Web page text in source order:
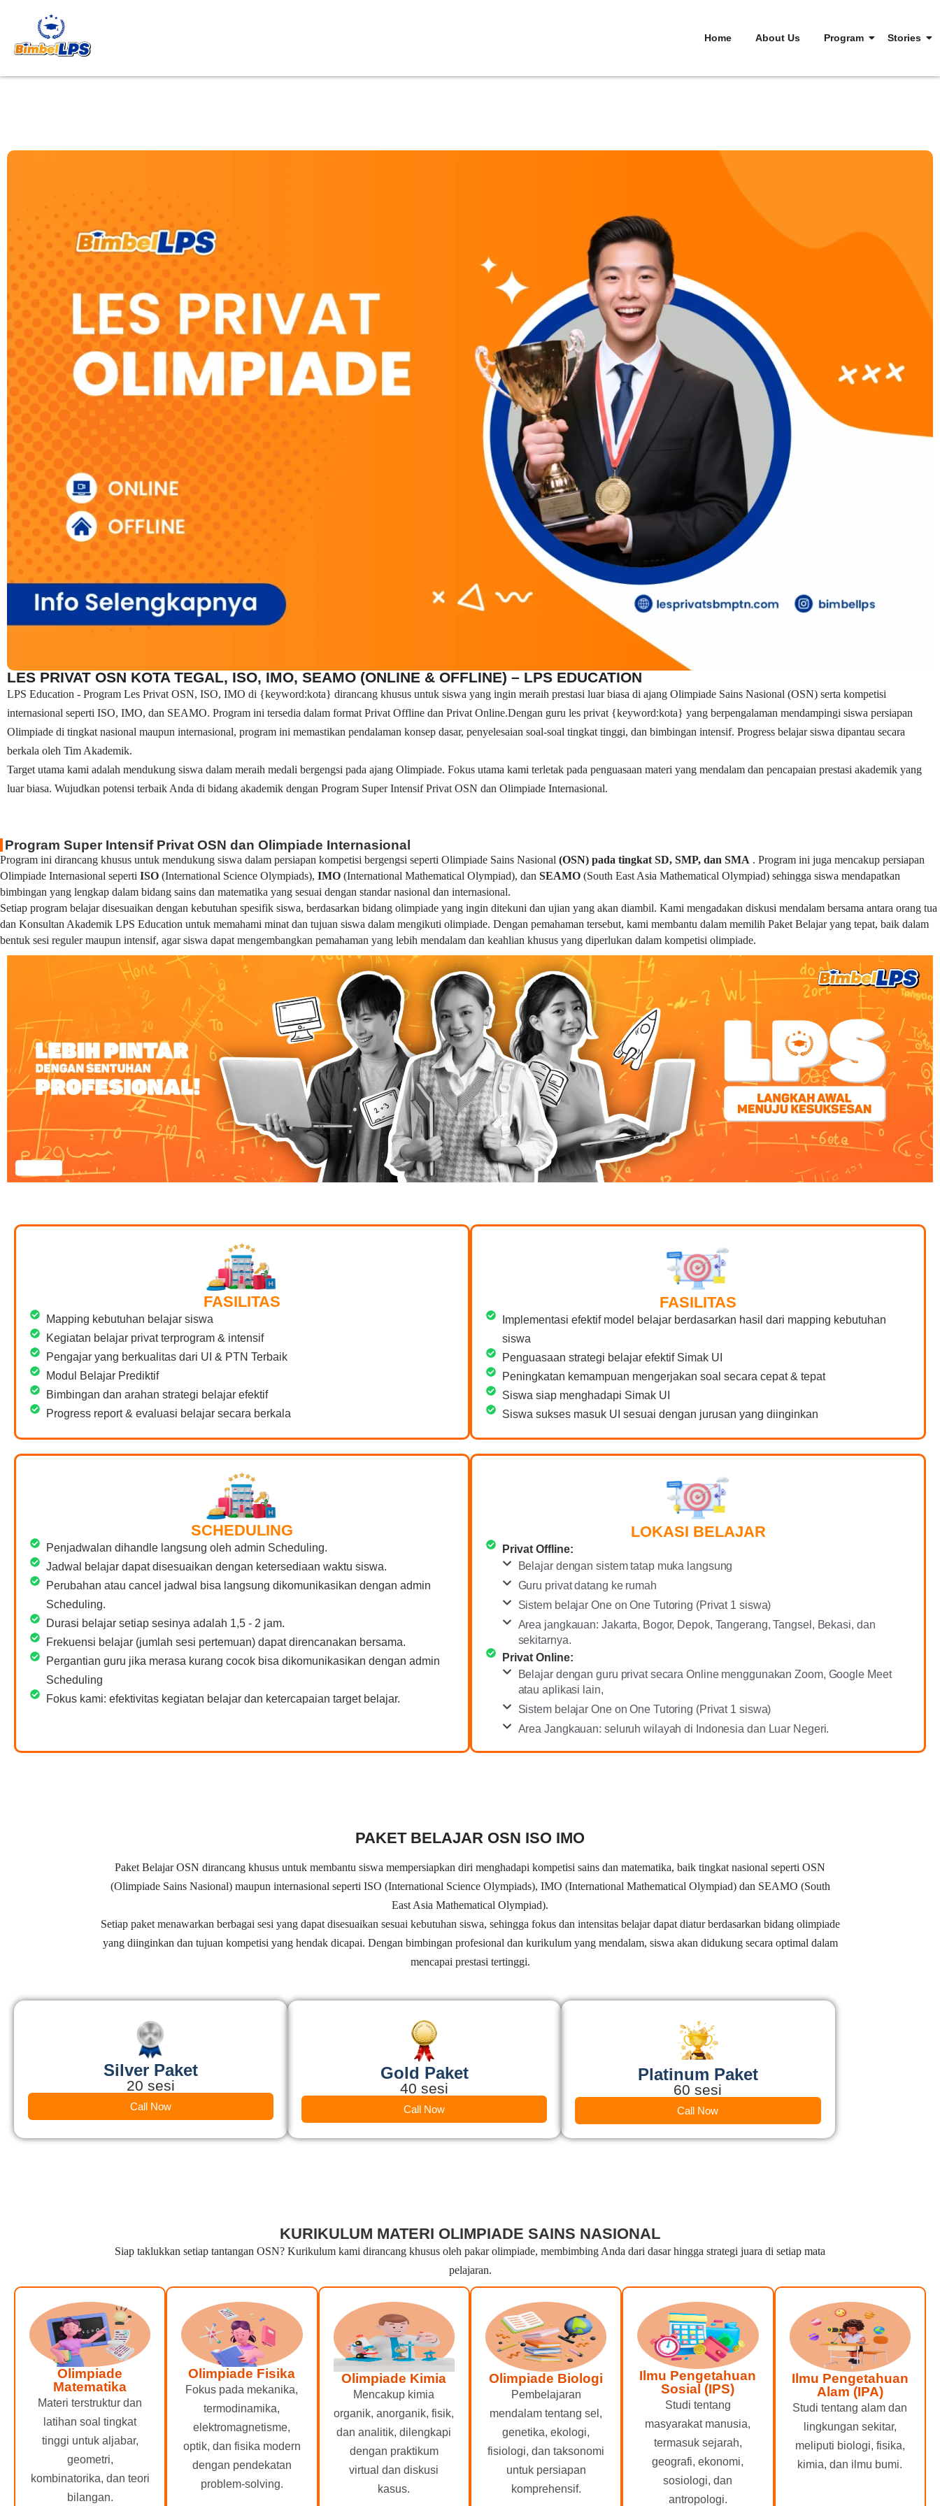
Home About Us Program Stories
LES PRIVAT OSN KOTA TEGAL, ISO, IMO, SEAMO (ONLINE & OFFLINE) – LPS EDUCATION
LPS Education - Program Les Privat OSN, ISO, IMO di {keyword:kota} dirancang khusus untuk siswa yang ingin meraih prestasi luar biasa di ajang Olimpiade Sains Nasional (OSN) serta kompetisi
internasional seperti ISO, IMO, dan SEAMO. Program ini tersedia dalam format Privat Offline dan Privat Online.Dengan guru les privat {keyword:kota} yang berpengalaman mendampingi siswa persiapan
Olimpiade di tingkat nasional maupun internasional, program ini memastikan pendalaman konsep dasar, penyelesaian soal-soal tingkat tinggi, dan bimbingan intensif. Progress belajar siswa dipantau secara
berkala oleh Tim Akademik.
Target utama kami adalah mendukung siswa dalam meraih medali bergengsi pada ajang Olimpiade. Fokus utama kami terletak pada penguasaan materi yang mendalam dan pencapaian prestasi akademik yang
luar biasa. Wujudkan potensi terbaik Anda di bidang akademik dengan Program Super Intensif Privat OSN dan Olimpiade Internasional.
Program Super Intensif Privat OSN dan Olimpiade Internasional
Program ini dirancang khusus untuk mendukung siswa dalam persiapan kompetisi bergengsi seperti Olimpiade Sains Nasional (OSN) pada tingkat SD, SMP, dan SMA . Program ini juga mencakup persiapan
Olimpiade Internasional seperti ISO (International Science Olympiads), IMO (International Mathematical Olympiad), dan SEAMO (South East Asia Mathematical Olympiad) sehingga siswa mendapatkan
bimbingan yang lengkap dalam bidang sains dan matematika yang sesuai dengan standar nasional dan internasional.
Setiap program belajar disesuaikan dengan kebutuhan spesifik siswa, berdasarkan bidang olimpiade yang ingin ditekuni dan ujian yang akan diambil. Kami mengadakan diskusi mendalam bersama antara orang tua
dan Konsultan Akademik LPS Education untuk memahami minat dan tujuan siswa dalam mengikuti olimpiade. Dengan pemahaman tersebut, kami membantu dalam memilih Paket Belajar yang tepat, baik dalam
bentuk sesi reguler maupun intensif, agar siswa dapat mengembangkan pemahaman yang lebih mendalam dan keahlian khusus yang diperlukan dalam kompetisi olimpiade.
FASILITAS
Mapping kebutuhan belajar siswa
Kegiatan belajar privat terprogram & intensif
Pengajar yang berkualitas dari UI & PTN Terbaik
Modul Belajar Prediktif
Bimbingan dan arahan strategi belajar efektif
Progress report & evaluasi belajar secara berkala
FASILITAS
Implementasi efektif model belajar berdasarkan hasil dari mapping kebutuhan
siswa
Penguasaan strategi belajar efektif Simak UI
Peningkatan kemampuan mengerjakan soal secara cepat & tepat
Siswa siap menghadapi Simak UI
Siswa sukses masuk UI sesuai dengan jurusan yang diinginkan
SCHEDULING
Penjadwalan dihandle langsung oleh admin Scheduling.
Jadwal belajar dapat disesuaikan dengan ketersediaan waktu siswa.
Perubahan atau cancel jadwal bisa langsung dikomunikasikan dengan admin
Scheduling.
Durasi belajar setiap sesinya adalah 1,5 - 2 jam.
Frekuensi belajar (jumlah sesi pertemuan) dapat direncanakan bersama.
Pergantian guru jika merasa kurang cocok bisa dikomunikasikan dengan admin
Scheduling
Fokus kami: efektivitas kegiatan belajar dan ketercapaian target belajar.
LOKASI BELAJAR
Privat Offline:
Belajar dengan sistem tatap muka langsung
Guru privat datang ke rumah
Sistem belajar One on One Tutoring (Privat 1 siswa)
Area jangkauan: Jakarta, Bogor, Depok, Tangerang, Tangsel, Bekasi, dan
sekitarnya.
Privat Online:
Belajar dengan guru privat secara Online menggunakan Zoom, Google Meet
atau aplikasi lain,
Sistem belajar One on One Tutoring (Privat 1 siswa)
Area Jangkauan: seluruh wilayah di Indonesia dan Luar Negeri.
PAKET BELAJAR OSN ISO IMO
Paket Belajar OSN dirancang khusus untuk membantu siswa mempersiapkan diri menghadapi kompetisi sains dan matematika, baik tingkat nasional seperti OSN
(Olimpiade Sains Nasional) maupun internasional seperti ISO (International Science Olympiads), IMO (International Mathematical Olympiad) dan SEAMO (South
East Asia Mathematical Olympiad).
Setiap paket menawarkan berbagai sesi yang dapat disesuaikan sesuai kebutuhan siswa, sehingga fokus dan intensitas belajar dapat diatur berdasarkan bidang olimpiade
yang diinginkan dan tujuan kompetisi yang hendak dicapai. Dengan bimbingan profesional dan kurikulum yang mendalam, siswa akan didukung secara optimal dalam
mencapai prestasi tertinggi.
Silver Paket
20 sesi
Call Now
Gold Paket
40 sesi
Call Now
Platinum Paket
60 sesi
Call Now
KURIKULUM MATERI OLIMPIADE SAINS NASIONAL
Siap taklukkan setiap tantangan OSN? Kurikulum kami dirancang khusus oleh pakar olimpiade, membimbing Anda dari dasar hingga strategi juara di setiap mata
pelajaran.
Olimpiade
Matematika
Materi terstruktur dan
latihan soal tingkat
tinggi untuk aljabar,
geometri,
kombinatorika, dan teori
bilangan.
Olimpiade Fisika
Fokus pada mekanika,
termodinamika,
elektromagnetisme,
optik, dan fisika modern
dengan pendekatan
problem-solving.
Olimpiade Kimia
Mencakup kimia
organik, anorganik, fisik,
dan analitik, dilengkapi
dengan praktikum
virtual dan diskusi
kasus.
Olimpiade Biologi
Pembelajaran
mendalam tentang sel,
genetika, ekologi,
fisiologi, dan taksonomi
untuk persiapan
komprehensif.
Ilmu Pengetahuan
Sosial (IPS)
Studi tentang
masyarakat manusia,
termasuk sejarah,
geografi, ekonomi,
sosiologi, dan
antropologi.
Ilmu Pengetahuan
Alam (IPA)
Studi tentang alam dan
lingkungan sekitar,
meliputi biologi, fisika,
kimia, dan ilmu bumi.